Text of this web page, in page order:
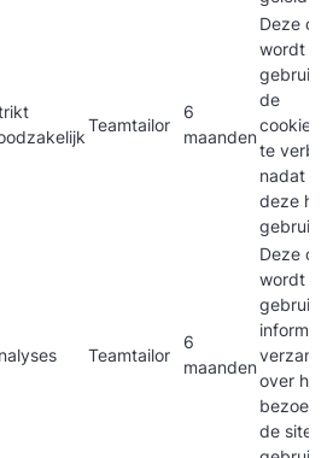
Teamtailor
6
maanden
Deze
wordt
gebruikt
de
te
nadat je
deze
gebruikt.
Teamtailor
6
maanden
Deze
wordt
gebruikt
over hoe
de site